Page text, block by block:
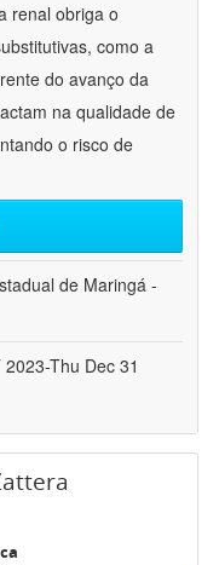
renal obriga o
como a
do avanço da
na qualidade de
o risco de
de Maringá -
Thu Dec 31